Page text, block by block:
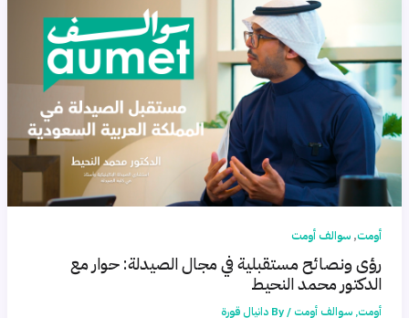
أومت, سوالف أومت
رؤى ونصائح مستقبلية في مجال الصيدلة: حوار مع
الدكتور محمد النحيط
أومت, سوالف أومت / By دانيال قورة